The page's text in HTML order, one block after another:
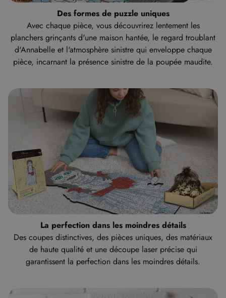
Des formes de puzzle uniques
Avec chaque pièce, vous découvrirez lentement les
planchers grinçants d'une maison hantée, le regard troublant
d'Annabelle et l'atmosphère sinistre qui enveloppe chaque
pièce, incarnant la présence sinistre de la poupée maudite.
La perfection dans les moindres détails
Des coupes distinctives, des pièces uniques, des matériaux
de haute qualité et une découpe laser précise qui
garantissent la perfection dans les moindres détails.